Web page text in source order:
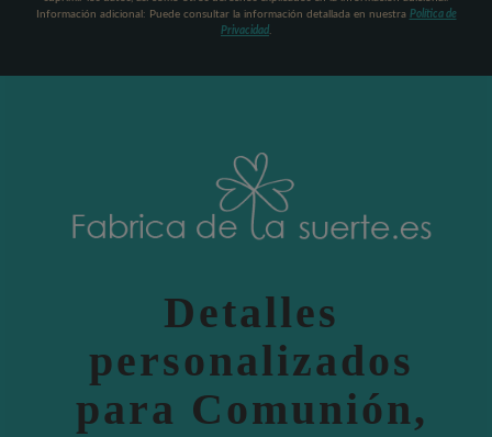
Información adicional: Puede consultar la información detallada en nuestra Política de
Privacidad
Detalles
personalizados
para Comunión,